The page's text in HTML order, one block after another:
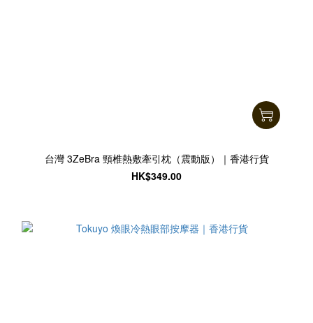
台灣 3ZeBra 頸椎熱敷牽引枕（震動版）｜香港行貨
HK$349.00